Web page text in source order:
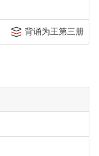
背诵为王第三册